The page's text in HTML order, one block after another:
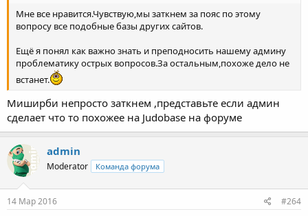
Мне все нравится.Чувствую,мы заткнем за пояс по этому
вопросу все подобные базы других сайтов.
Ещё я понял как важно знать и преподносить нашему админу
проблематику острых вопросов.За остальным,похоже дело не
встанет.
Миширби непросто заткнем ,представьте если админ
сделает что то похожее на Judobase на форуме
admin
Moderator Команда форума
14 Мар 2016 #264